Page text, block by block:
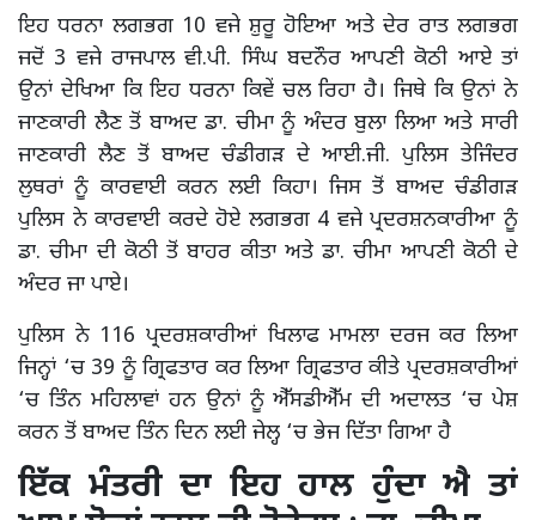
ਇਹ ਧਰਨਾ ਲਗਭਗ 10 ਵਜੇ ਸ਼ੁਰੂ ਹੋਇਆ ਅਤੇ ਦੇਰ ਰਾਤ ਲਗਭਗ
ਜਦੋਂ 3 ਵਜੇ ਰਾਜਪਾਲ ਵੀ.ਪੀ. ਸਿੰਘ ਬਦਨੌਰ ਆਪਣੀ ਕੋਠੀ ਆਏ ਤਾਂ
ਉਨਾਂ ਦੇਖਿਆ ਕਿ ਇਹ ਧਰਨਾ ਕਿਵੇਂ ਚਲ ਰਿਹਾ ਹੈ। ਜਿਥੇ ਕਿ ਉਨਾਂ ਨੇ
ਜਾਣਕਾਰੀ ਲੈਣ ਤੋਂ ਬਾਅਦ ਡਾ. ਚੀਮਾ ਨੂੰ ਅੰਦਰ ਬੁਲਾ ਲਿਆ ਅਤੇ ਸਾਰੀ
ਜਾਣਕਾਰੀ ਲੈਣ ਤੋਂ ਬਾਅਦ ਚੰਡੀਗੜ ਦੇ ਆਈ.ਜੀ. ਪੁਲਿਸ ਤੇਜਿੰਦਰ
ਲੁਥਰਾਂ ਨੂੰ ਕਾਰਵਾਈ ਕਰਨ ਲਈ ਕਿਹਾ। ਜਿਸ ਤੋਂ ਬਾਅਦ ਚੰਡੀਗੜ
ਪੁਲਿਸ ਨੇ ਕਾਰਵਾਈ ਕਰਦੇ ਹੋਏ ਲਗਭਗ 4 ਵਜੇ ਪ੍ਰਦਰਸ਼ਨਕਾਰੀਆ ਨੂੰ
ਡਾ. ਚੀਮਾ ਦੀ ਕੋਠੀ ਤੋਂ ਬਾਹਰ ਕੀਤਾ ਅਤੇ ਡਾ. ਚੀਮਾ ਆਪਣੀ ਕੋਠੀ ਦੇ
ਅੰਦਰ ਜਾ ਪਾਏ।
ਪੁਲਿਸ ਨੇ 116 ਪ੍ਰਦਰਸ਼ਕਾਰੀਆਂ ਖਿਲਾਫ ਮਾਮਲਾ ਦਰਜ ਕਰ ਲਿਆ
ਜਿਨ੍ਹਾਂ ‘ਚ 39 ਨੂੰ ਗ੍ਰਿਫਤਾਰ ਕਰ ਲਿਆ ਗ੍ਰਿਫਤਾਰ ਕੀਤੇ ਪ੍ਰਦਰਸ਼ਕਾਰੀਆਂ
‘ਚ ਤਿੰਨ ਮਹਿਲਾਵਾਂ ਹਨ ਉਨਾਂ ਨੂੰ ਐੱਸਡੀਐੱਮ ਦੀ ਅਦਾਲਤ ‘ਚ ਪੇਸ਼
ਕਰਨ ਤੋਂ ਬਾਅਦ ਤਿੰਨ ਦਿਨ ਲਈ ਜੇਲ੍ਹ ‘ਚ ਭੇਜ ਦਿੱਤਾ ਗਿਆ ਹੈ
ਇੱਕ ਮੰਤਰੀ ਦਾ ਇਹ ਹਾਲ ਹੁੰਦਾ ਐ ਤਾਂ